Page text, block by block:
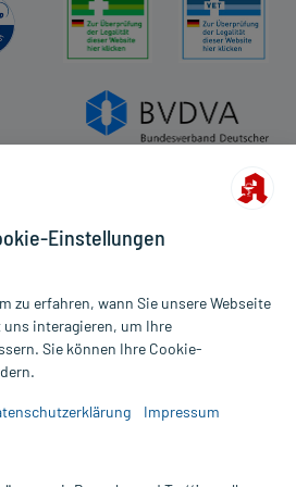
ggf. zzgl. Versandkosten
werden ausschließlich für
durch einen Arzt. Bitte
können. | Diese Webseite benutzt
Einstellungen
zu erfahren, wann Sie unsere Webseite
interagieren, um Ihre
Sie können Ihre Cookie-
Impressum